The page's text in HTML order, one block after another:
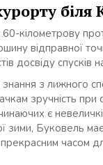
біля
кілометрову
відправної
досвіду
з лижного
зручність при
є
зими, Буковель
часом